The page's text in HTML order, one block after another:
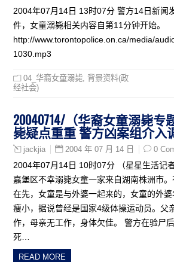
2004年07月14日 13时07分 警方14日新闻
件，女童溺毙相关内容自第11分钟开始。
http://www.torontopolice.on.ca/media/
1030.mp3
04_华裔女童溺毙 背景资料(政
经社会)
20040714/（华裔女童溺毙专
毙疑点重重 警方凶案组介入
jackjia 2004 年 07 月 14 日 0
2004年07月14日 10时07分 （星星生活记
嘉堡区不幸溺毙女童一家来自湖南株洲市
在先，女童是与外婆一起来的，女童的外
瘦小，据说曾经是国家4级体操运动员。父
作，母亲无工作，身体欠佳。 警方在验尸
死…
READ MORE